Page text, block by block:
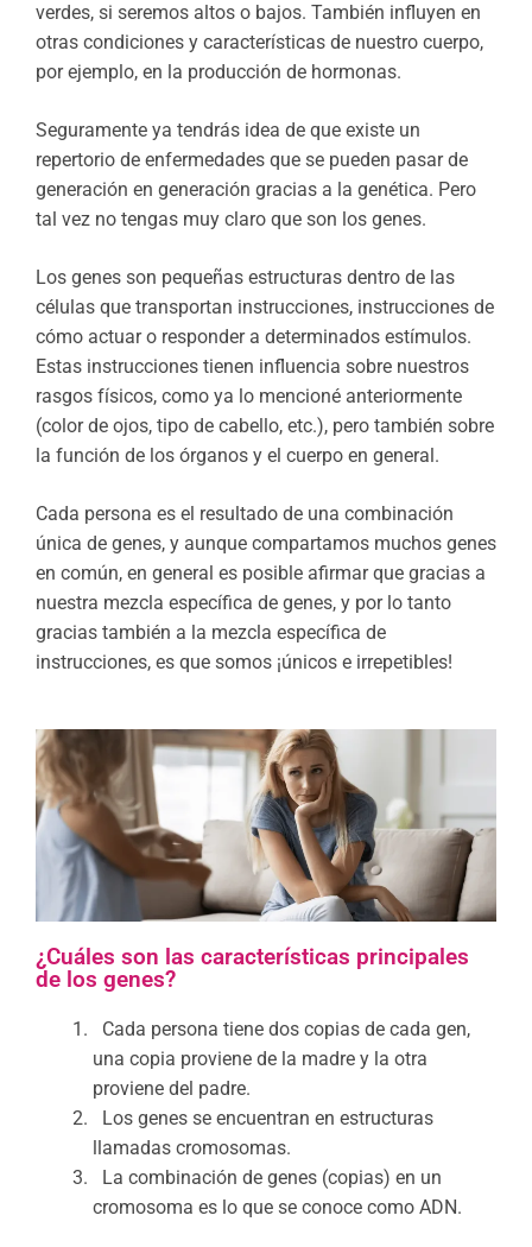
verdes, si seremos altos o bajos. También influyen en
otras condiciones y características de nuestro cuerpo,
por ejemplo, en la producción de hormonas.
Seguramente ya tendrás idea de que existe un
repertorio de enfermedades que se pueden pasar de
generación en generación gracias a la genética. Pero
tal vez no tengas muy claro que son los genes.
Los genes son pequeñas estructuras dentro de las
células que transportan instrucciones, instrucciones de
cómo actuar o responder a determinados estímulos.
Estas instrucciones tienen influencia sobre nuestros
rasgos físicos, como ya lo mencioné anteriormente
(color de ojos, tipo de cabello, etc.), pero también sobre
la función de los órganos y el cuerpo en general.
Cada persona es el resultado de una combinación
única de genes, y aunque compartamos muchos genes
en común, en general es posible afirmar que gracias a
nuestra mezcla específica de genes, y por lo tanto
gracias también a la mezcla específica de
instrucciones, es que somos ¡únicos e irrepetibles!
¿Cuáles son las características principales
de los genes?
Cada persona tiene dos copias de cada gen,
una copia proviene de la madre y la otra
proviene del padre.
Los genes se encuentran en estructuras
llamadas cromosomas.
La combinación de genes (copias) en un
cromosoma es lo que se conoce como ADN.